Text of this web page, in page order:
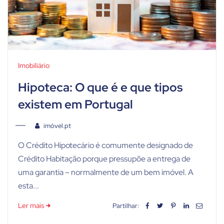
Imobiliário
Hipoteca: O que é e que tipos
existem em Portugal
imóvel.pt
O Crédito Hipotecário é comumente designado de
Crédito Habitação porque pressupõe a entrega de
uma garantia – normalmente de um bem imóvel. A
esta...
Ler mais Partilhar: